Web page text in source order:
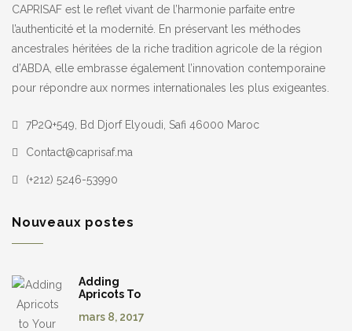
CAPRISAF est le reflet vivant de l’harmonie parfaite entre
l’authenticité et la modernité. En préservant les méthodes
ancestrales héritées de la riche tradition agricole de la région
d’ABDA, elle embrasse également l’innovation contemporaine
pour répondre aux normes internationales les plus exigeantes.
7P2Q+549, Bd Djorf Elyoudi, Safi 46000 Maroc
Contact@caprisaf.ma
(+212) 5246-53990
Nouveaux postes
Adding
Apricots To
mars 8, 2017